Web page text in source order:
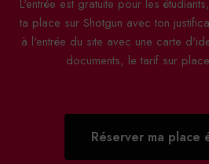
L'entrée est gratuite pour les
ta place sur Shotgun avec ton
à l'entrée du site avec une carte
documents, le tarif sur
Réserver ma place